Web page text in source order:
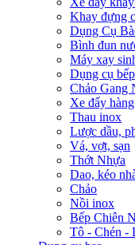
Khay đựng
Dụng Cụ
Bình đun
Máy xay
Dụng cụ bếp
Chảo Gang
Xe đẩy hàng
Thau inox
Lược dầu,
Vá, vợt, sạn
Thớt Nhựa
Dao, kéo
Chảo
Nồi inox
Bếp Chiên
Tô - Chén -